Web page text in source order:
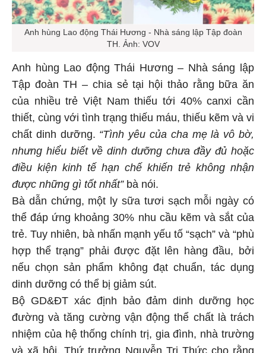
Anh hùng Lao động Thái Hương - Nhà sáng lập Tập đoàn
TH. Ảnh: VOV
Anh hùng Lao động Thái Hương – Nhà sáng lập
Tập đoàn TH – chia sẻ tại hội thảo rằng bữa ăn
của nhiều trẻ Việt Nam thiếu tới 40% canxi cần
thiết, cùng với tình trạng thiếu máu, thiếu kẽm và vi
chất dinh dưỡng. “Tình yêu của cha mẹ là vô bờ,
nhưng hiểu biết về dinh dưỡng chưa đầy đủ hoặc
điều kiện kinh tế hạn chế khiến trẻ không nhận
được những gì tốt nhất” bà nói.
Bà dẫn chứng, một ly sữa tươi sạch mỗi ngày có
thể đáp ứng khoảng 30% nhu cầu kẽm và sắt của
trẻ. Tuy nhiên, bà nhấn mạnh yếu tố “sạch” và “phù
hợp thể trạng” phải được đặt lên hàng đầu, bởi
nếu chọn sản phẩm không đạt chuẩn, tác dụng
dinh dưỡng có thể bị giảm sút.
Bộ GD&ĐT xác định bảo đảm dinh dưỡng học
đường và tăng cường vận động thể chất là trách
nhiệm của hệ thống chính trị, gia đình, nhà trường